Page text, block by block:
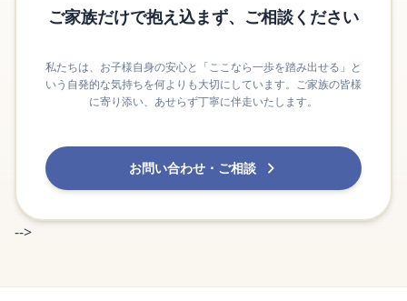
ご家族だけで抱え込まず、ご相談ください
私たちは、お子様自身の安心と「ここなら一歩を踏み出せる」と
いう自発的な気持ちを何よりも大切にしています。ご家族の皆様
に寄り添い、あせらず丁寧に伴走いたします。
お問い合わせ・ご相談
-->